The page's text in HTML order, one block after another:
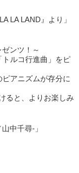
LA LAND』より」
ンツ！～
ルコ行進曲」をピ
アニズムが存分に
ると、よりお楽しみ
中千尋-」